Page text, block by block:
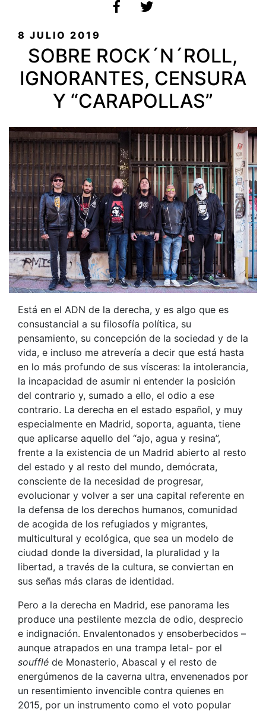
PUBLICADO
EL
8 JULIO 2019
SOBRE ROCK´N´ROLL,
IGNORANTES, CENSURA
Y “CARAPOLLAS”
Está en el ADN de la derecha, y es algo que es
consustancial a su filosofía política, su
pensamiento, su concepción de la sociedad y de la
vida, e incluso me atrevería a decir que está hasta
en lo más profundo de sus vísceras: la intolerancia,
la incapacidad de asumir ni entender la posición
del contrario y, sumado a ello, el odio a ese
contrario. La derecha en el estado español, y muy
especialmente en Madrid, soporta, aguanta, tiene
que aplicarse aquello del “ajo, agua y resina”,
frente a la existencia de un Madrid abierto al resto
del estado y al resto del mundo, demócrata,
consciente de la necesidad de progresar,
evolucionar y volver a ser una capital referente en
la defensa de los derechos humanos, comunidad
de acogida de los refugiados y migrantes,
multicultural y ecológica, que sea un modelo de
ciudad donde la diversidad, la pluralidad y la
libertad, a través de la cultura, se conviertan en
sus señas más claras de identidad.
Pero a la derecha en Madrid, ese panorama les
produce una pestilente mezcla de odio, desprecio
e indignación. Envalentonados y ensoberbecidos –
aunque atrapados en una trampa letal- por el
soufflé de Monasterio, Abascal y el resto de
energúmenos de la caverna ultra, envenenados por
un resentimiento invencible contra quienes en
2015, por un instrumento como el voto popular